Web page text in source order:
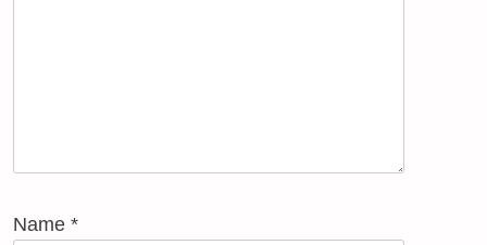
Name *